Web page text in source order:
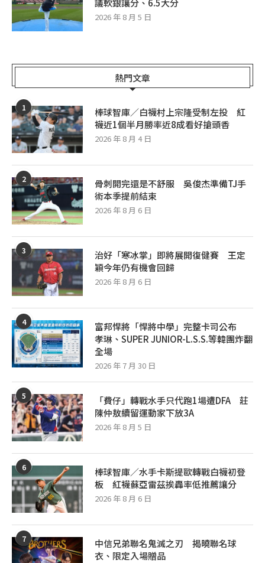
議軟銀讓分、6.5大分
2026 年 8 月 5 日
熱門文章
1
棒球智庫／白襪村上宗隆受制左投 紅
襪近1個半月勝率近8成看好搶頭香
2026 年 8 月 4 日
2
骨刺開完還是不舒服 吳俊杰準備TJ手
術本季提前結束
2026 年 8 月 6 日
3
治好「寒冰掌」即將展開復健賽 王定
穎今年仍有機會回歸
2026 年 8 月 6 日
4
富邦悍將「悍將中學」完整卡司公布
孝琳、SUPER JUNIOR-L.S.S.等韓團炸翻
全場
2026 年 7 月 30 日
5
「費仔」轉戰水手只代跑1場遭DFA 莊
陳仲敖續留運動家下放3A
2026 年 8 月 5 日
6
棒球智庫／水手卡斯提歐轉戰白襪初登
板 紅襪蘇亞雷茲挨轟率低推薦讓分
2026 年 8 月 6 日
7
中信兄弟聯名鬼滅之刃 揭曉聯名球
衣、限定入場贈品